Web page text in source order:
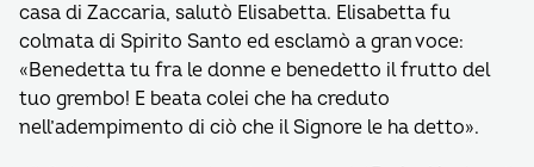
casa di Zaccaria, salutò Elisabetta. Elisabetta fu
colmata di Spirito Santo ed esclamò a gran voce:
«Benedetta tu fra le donne e benedetto il frutto del
tuo grembo! E beata colei che ha creduto
nell’adempimento di ciò che il Signore le ha detto».